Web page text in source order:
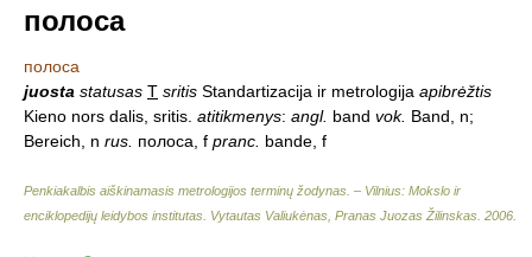
полоса
полоса
juosta statusas T sritis Standartizacija ir metrologija apibrėžtis
Kieno nors dalis, sritis. atitikmenys: angl. band vok. Band, n;
Bereich, n rus. полоса, f pranc. bande, f
Penkiakalbis aiškinamasis metrologijos terminų žodynas. – Vilnius: Mokslo ir
enciklopedijų leidybos institutas Vytautas Valiukėnas, Pranas Juozas Žilinskas 2006